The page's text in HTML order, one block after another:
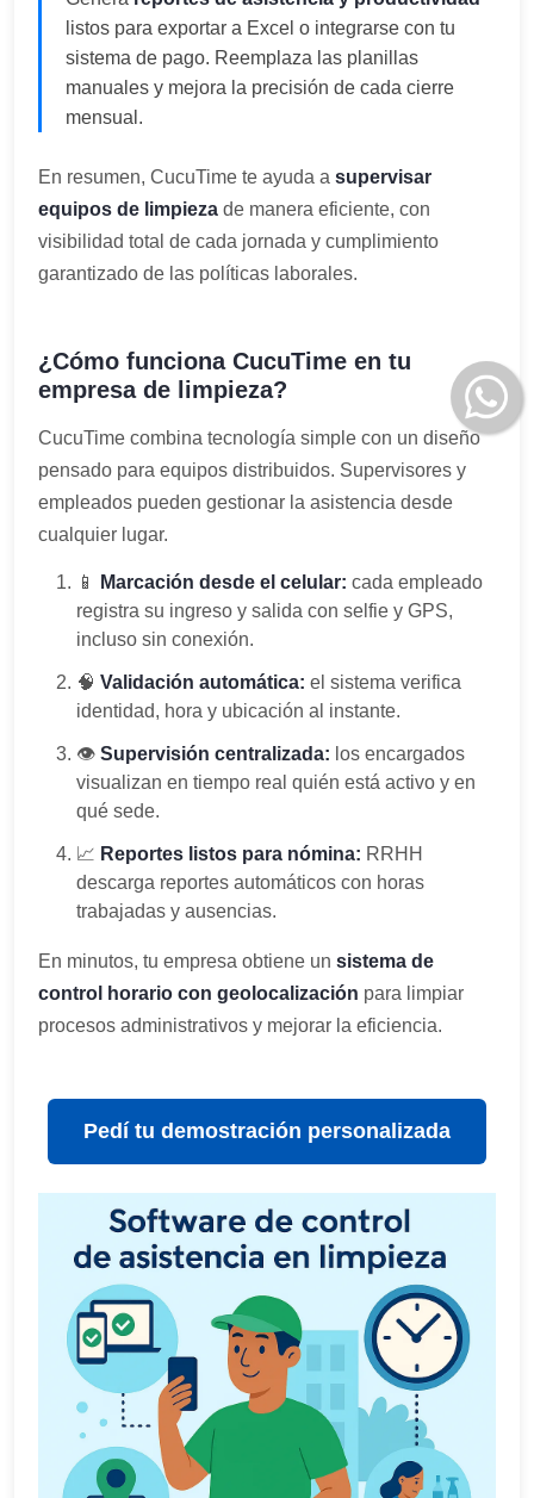
listos para exportar a Excel o integrarse con tu
sistema de pago. Reemplaza las planillas
manuales y mejora la precisión de cada cierre
mensual.
En resumen, CucuTime te ayuda a supervisar
equipos de limpieza de manera eficiente, con
visibilidad total de cada jornada y cumplimiento
garantizado de las políticas laborales.
¿Cómo funciona CucuTime en tu
empresa de limpieza?
CucuTime combina tecnología simple con un diseño
pensado para equipos distribuidos. Supervisores y
empleados pueden gestionar la asistencia desde
cualquier lugar.
📱 Marcación desde el celular: cada empleado
registra su ingreso y salida con selfie y GPS,
incluso sin conexión.
🧠 Validación automática: el sistema verifica
identidad, hora y ubicación al instante.
👁️ Supervisión centralizada: los encargados
visualizan en tiempo real quién está activo y en
qué sede.
📈 Reportes listos para nómina: RRHH
descarga reportes automáticos con horas
trabajadas y ausencias.
En minutos, tu empresa obtiene un sistema de
control horario con geolocalización para limpiar
procesos administrativos y mejorar la eficiencia.
Pedí tu demostración personalizada